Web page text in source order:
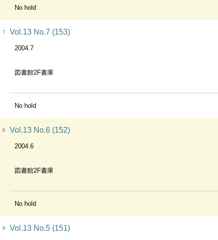
No hold
7 Vol.13 No.7 (153)
2004.7
図書館2F書庫
No hold
8 Vol.13 No.6 (152)
2004.6
図書館2F書庫
No hold
9 Vol.13 No.5 (151)